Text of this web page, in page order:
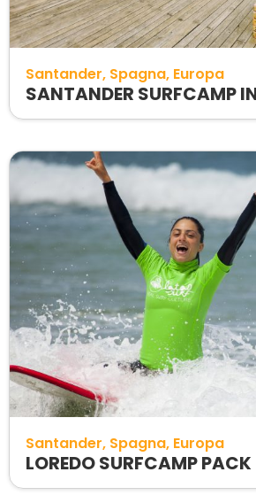
Santander Spagna Europa
SANTANDER SURFCAMP
Santander Spagna Europa
LOREDO SURFCAMP PACK